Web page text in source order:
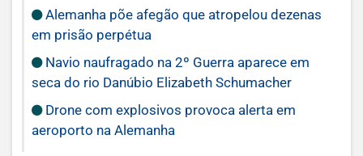
Alemanha põe afegão que atropelou dezenas
em prisão perpétua
Navio naufragado na 2º Guerra aparece em
seca do rio Danúbio Elizabeth Schumacher
Drone com explosivos provoca alerta em
aeroporto na Alemanha